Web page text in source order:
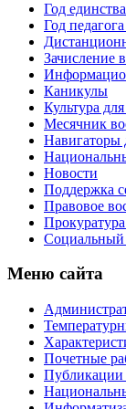
Год
Год
Зачисление
Каникулы
Культура
Месячник
Навигаторы
Новости
Поддержка
Правовое
Прокуратура
Социальный
Меню сайта
Почетные
Публикации